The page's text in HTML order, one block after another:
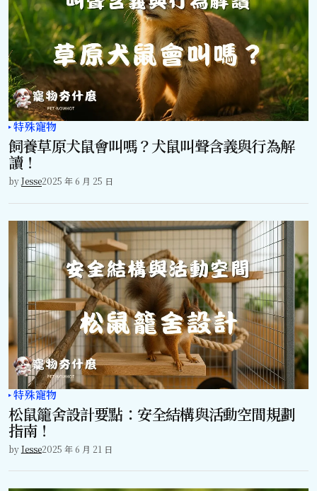
特殊寵物
飼養草原犬鼠會叫嗎？犬鼠叫聲含義與行為解
讀！
byJesse2025 年 6 月 25 日
特殊寵物
松鼠籠舍設計要點：安全結構與活動空間規劃
指南！
byJesse2025 年 6 月 21 日